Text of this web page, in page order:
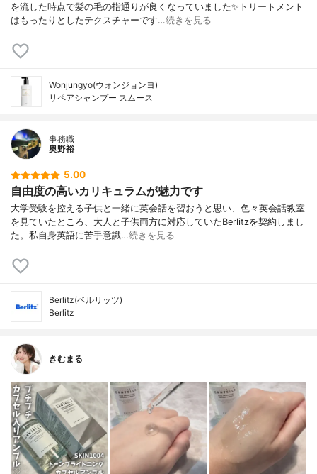
を流した時点で髪の毛の指通りが良くなっていました✨トリートメント
はもったりとしたテクスチャーです…続きを見る
Wonjungyo(ウォンジョンヨ)
リペアシャンプー スムース
事務職
奥野裕
5.00
自由度の高いカリキュラムが魅力です
大学受験を控える子供と一緒に英会話を習おうと思い、色々英会話教室
を見ていたところ、大人と子供両方に対応していたBerlitzを契約しまし
た。私自身英語に苦手意識…続きを見る
Berlitz(ベルリッツ)
Berlitz
きむまる